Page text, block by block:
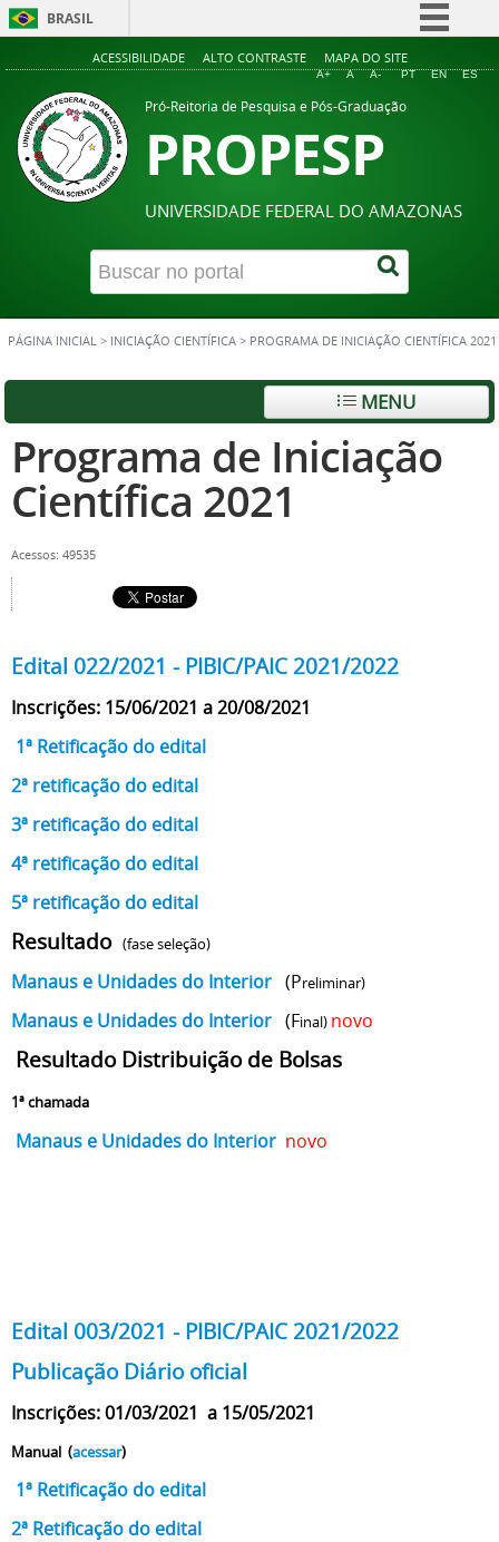
BRASIL
Simplifique!
Acesso à informação
ACESSIBILIDADE ALTO CONTRASTE MAPA DO SITE
A+ A A- PT EN ES
Pró-Reitoria de Pesquisa e Pós-Graduação
PROPESP
UNIVERSIDADE FEDERAL DO AMAZONAS
PÁGINA INICIAL > INICIAÇÃO CIENTÍFICA > PROGRAMA DE INICIAÇÃO CIENTÍFICA 2021
MENU
Programa de Iniciação
Científica 2021
Acessos: 49535
Edital 022/2021 - PIBIC/PAIC 2021/2022
Inscrições: 15/06/2021 a 20/08/2021
1ª Retificação do edital
2ª retificação do edital
3ª retificação do edital
4ª retificação do edital
5ª retificação do edital
Resultado (fase seleção)
Manaus e Unidades do Interior (Preliminar)
Manaus e Unidades do Interior (Final) novo
Resultado Distribuição de Bolsas
1ª chamada
Manaus e Unidades do Interior novo
Edital 003/2021 - PIBIC/PAIC 2021/2022
Publicação Diário oficial
Inscrições: 01/03/2021 a 15/05/2021
Manual (acessar)
1ª Retificação do edital
2ª Retificação do edital